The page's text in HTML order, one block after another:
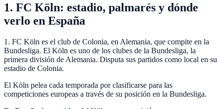
1. FC Köln: estadio, palmarés y dónde
verlo en España
1. FC Köln es el club de Colonia, en Alemania, que compite en la
Bundesliga. El Köln es uno de los clubes de la Bundesliga, la
primera división de Alemania. Disputa sus partidos como local en su
estadio de Colonia.
El Köln pelea cada temporada por clasificarse para las
competiciones europeas a través de su posición en la Bundesliga.